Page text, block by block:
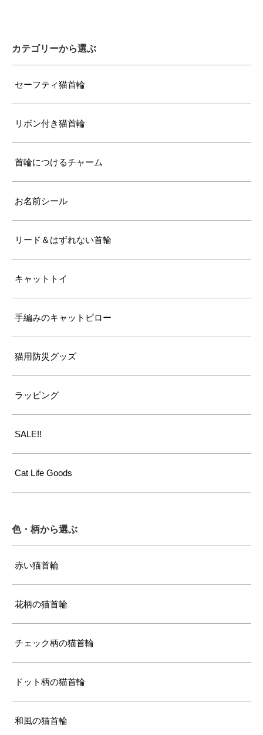
カテゴリーから選ぶ
セーフティ猫首輪
リボン付き猫首輪
首輪につけるチャーム
お名前シール
リード＆はずれない首輪
キャットトイ
手編みのキャットピロー
猫用防災グッズ
ラッピング
SALE!!
Cat Life Goods
色・柄から選ぶ
赤い猫首輪
花柄の猫首輪
チェック柄の猫首輪
ドット柄の猫首輪
和風の猫首輪